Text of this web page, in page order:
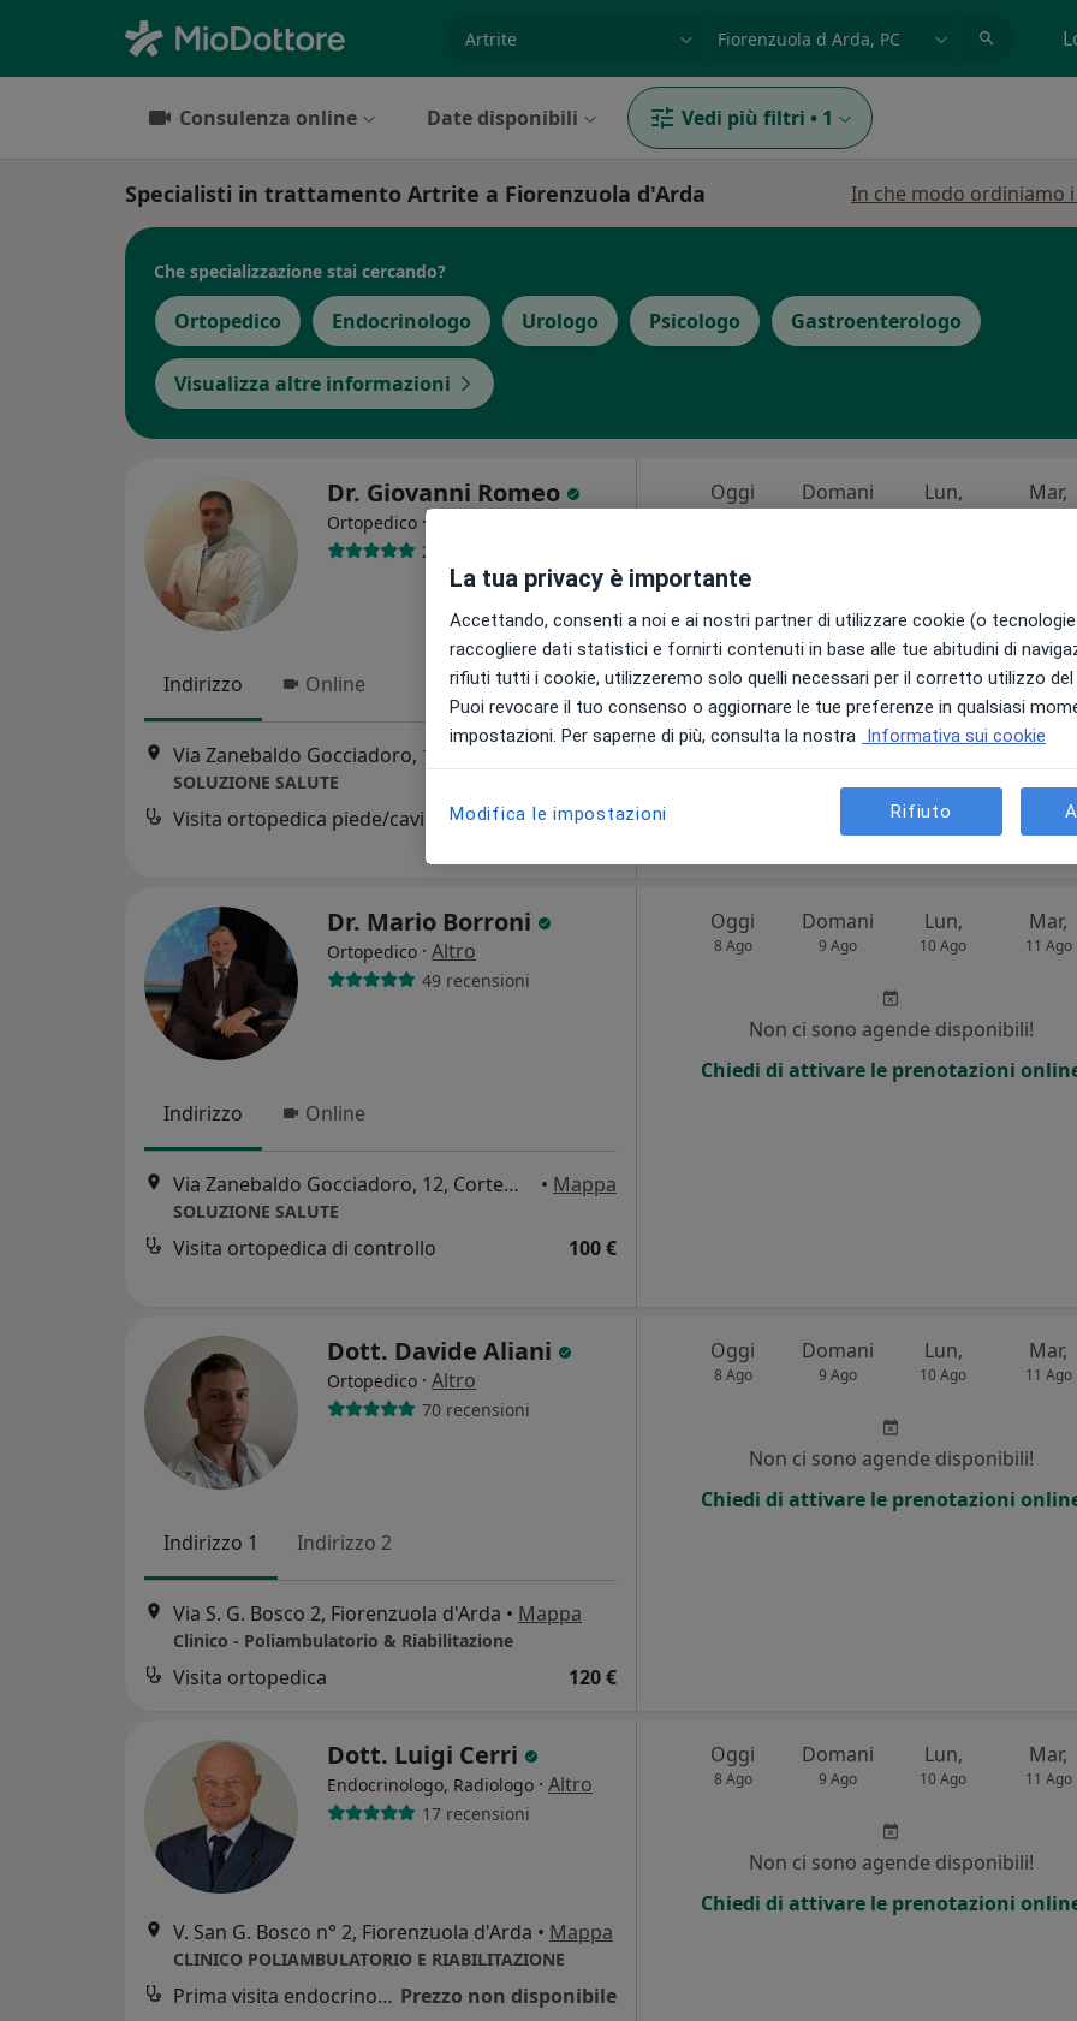
Consulenza online Date disponibili Vedi più filtri • 1
Specialisti in trattamento Artrite a Fiorenzuola d'Arda In che modo ordiniamo
Che specializzazione stai cercando?
Ortopedico Endocrinologo Urologo Psicologo Gastroenterologo
Visualizza altre informazioni
Dr. Giovanni Romeo
Ortopedico ·
203 recensioni
Indirizzo Online
SOLUZIONE SALUTE
Visita ortopedica piede/caviglia 130 €
Oggi Domani Lun, Mar,
Chiedi di attivare le prenotazioni
Dr. Mario Borroni
Ortopedico · Altro
49 recensioni
Indirizzo Online
Via Zanebaldo Gocciadoro, 12, Cortemaggiore • Mappa
SOLUZIONE SALUTE
Visita ortopedica di controllo 100 €
Oggi
8 Ago
Domani
9 Ago
Lun,
10 Ago
Mar,
11 Ago
Non ci sono agende disponibili!
Chiedi di attivare le prenotazioni
Dott. Davide Aliani
Ortopedico · Altro
70 recensioni
Indirizzo 1 Indirizzo 2
Via S. G. Bosco 2, Fiorenzuola d'Arda • Mappa
Clinico - Poliambulatorio & Riabilitazione
Visita ortopedica 120 €
Oggi
8 Ago
Domani
9 Ago
Lun,
10 Ago
Mar,
11 Ago
Non ci sono agende disponibili!
Chiedi di attivare le prenotazioni
Dott. Luigi Cerri
Endocrinologo, Radiologo · Altro
17 recensioni
V. San G. Bosco n° 2, Fiorenzuola d'Arda • Mappa
CLINICO POLIAMBULATORIO E RIABILITAZIONE
Prima visita endocrinologica Prezzo non disponibile
Oggi
8 Ago
Domani
9 Ago
Lun,
10 Ago
Mar,
11 Ago
Non ci sono agende disponibili!
Chiedi di attivare le prenotazioni
La tua privacy è importante
Accettando, consenti a noi e ai nostri partner di utilizzare cookie (o
raccogliere dati statistici e fornirti contenuti in base alle tue abitudini di
rifiuti tutti i cookie, utilizzeremo solo quelli necessari per il corretto utilizzo
Puoi revocare il tuo consenso o aggiornare le tue preferenze in qualsiasi
impostazioni. Per saperne di più, consulta la nostra Informativa sui cookie
Modifica le impostazioni Rifiuto